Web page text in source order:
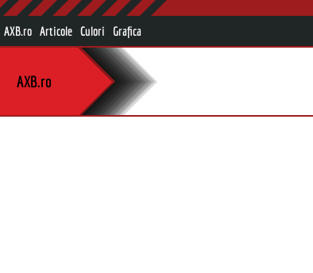
AXB.ro Articole Culori Grafica
AXB.ro